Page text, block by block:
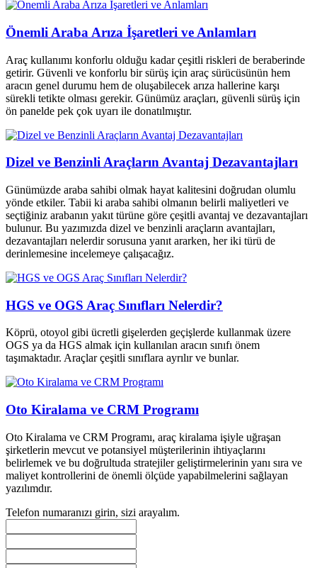
Önemli Araba Arıza İşaretleri ve Anlamları
Araç kullanımı konforlu olduğu kadar çeşitli riskleri de beraberinde
getirir. Güvenli ve konforlu bir sürüş için araç sürücüsünün hem
aracın genel durumu hem de oluşabilecek arıza hallerine karşı
sürekli tetikte olması gerekir. Günümüz araçları, güvenli sürüş için
ön panelde pek çok uyarı ile donatılmıştır.
Dizel ve Benzinli Araçların Avantaj Dezavantajları
Günümüzde araba sahibi olmak hayat kalitesini doğrudan olumlu
yönde etkiler. Tabii ki araba sahibi olmanın belirli maliyetleri ve
seçtiğiniz arabanın yakıt türüne göre çeşitli avantaj ve dezavantajları
bulunur. Bu yazımızda dizel ve benzinli araçların avantajları,
dezavantajları nelerdir sorusuna yanıt ararken, her iki türü de
derinlemesine incelemeye çalışacağız.
HGS ve OGS Araç Sınıfları Nelerdir?
Köprü, otoyol gibi ücretli gişelerden geçişlerde kullanmak üzere
OGS ya da HGS almak için kullanılan aracın sınıfı önem
taşımaktadır. Araçlar çeşitli sınıflara ayrılır ve bunlar.
Oto Kiralama ve CRM Programı
Oto Kiralama ve CRM Programı, araç kiralama işiyle uğraşan
şirketlerin mevcut ve potansiyel müşterilerinin ihtiyaçlarını
belirlemek ve bu doğrultuda stratejiler geliştirmelerinin yanı sıra ve
maliyet kontrollerini de önemli ölçüde yapabilmelerini sağlayan
yazılımdır.
Telefon numaranızı girin, sizi arayalım.